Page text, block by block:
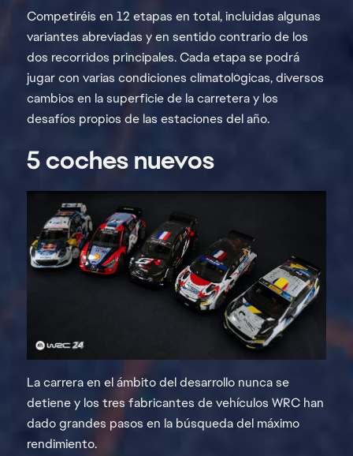
Competiréis en 12 etapas en total, incluidas algunas
variantes abreviadas y en sentido contrario de los
dos recorridos principales. Cada etapa se podrá
jugar con varias condiciones climatológicas, diversos
cambios en la superficie de la carretera y los
desafíos propios de las estaciones del año.
5 coches nuevos
La carrera en el ámbito del desarrollo nunca se
detiene y los tres fabricantes de vehículos WRC han
dado grandes pasos en la búsqueda del máximo
rendimiento.